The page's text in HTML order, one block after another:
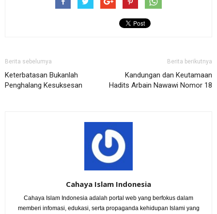
Berita sebelumya
Keterbatasan Bukanlah
Penghalang Kesuksesan
Berita berikutnya
Kandungan dan Keutamaan
Hadits Arbain Nawawi Nomor 18
Cahaya Islam Indonesia
Cahaya Islam Indonesia adalah portal web yang berfokus dalam
memberi infomasi, edukasi, serta propaganda kehidupan Islami yang